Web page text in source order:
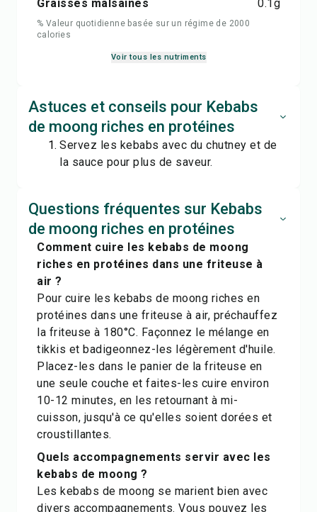
Graisses malsaines
0.1g
% Valeur quotidienne basée sur un régime de 2000
calories
Voir tous les nutriments
Astuces et conseils pour Kebabs
de moong riches en protéines
Servez les kebabs avec du chutney et de
la sauce pour plus de saveur.
Questions fréquentes sur Kebabs
de moong riches en protéines
Comment cuire les kebabs de moong
riches en protéines dans une friteuse à
air ?
Pour cuire les kebabs de moong riches en
protéines dans une friteuse à air, préchauffez
la friteuse à 180°C. Façonnez le mélange en
tikkis et badigeonnez-les légèrement d'huile.
Placez-les dans le panier de la friteuse en
une seule couche et faites-les cuire environ
10-12 minutes, en les retournant à mi-
cuisson, jusqu'à ce qu'elles soient dorées et
croustillantes.
Quels accompagnements servir avec les
kebabs de moong ?
Les kebabs de moong se marient bien avec
divers accompagnements. Vous pouvez les